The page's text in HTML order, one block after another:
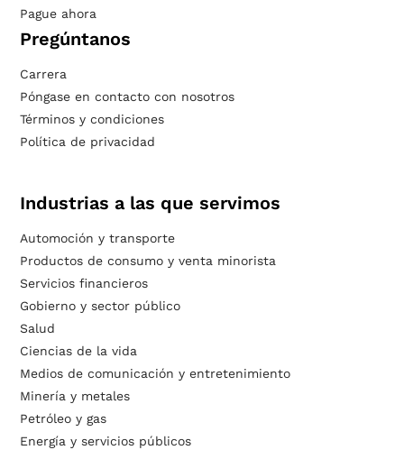
Pague ahora
Pregúntanos
Carrera
Póngase en contacto con nosotros
Términos y condiciones
Política de privacidad
Industrias a las que servimos
Automoción y transporte
Productos de consumo y venta minorista
Servicios financieros
Gobierno y sector público
Salud
Ciencias de la vida
Medios de comunicación y entretenimiento
Minería y metales
Petróleo y gas
Energía y servicios públicos